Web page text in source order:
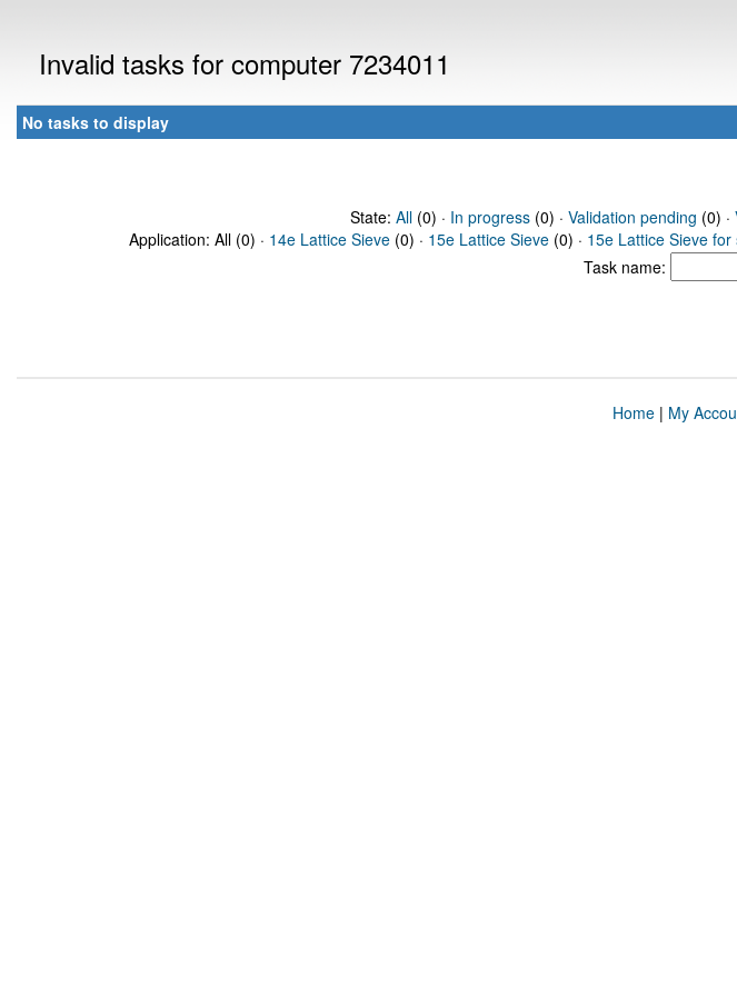
Invalid tasks for computer 7234011
No tasks to display
State: All(0) · In progress(0) · Validation pending (0) ·
Application: All (0) · 14e Lattice Sieve (0) · 15e Lattice Sieve (0) · 15e Lattice Sieve
Task name:
Home| My